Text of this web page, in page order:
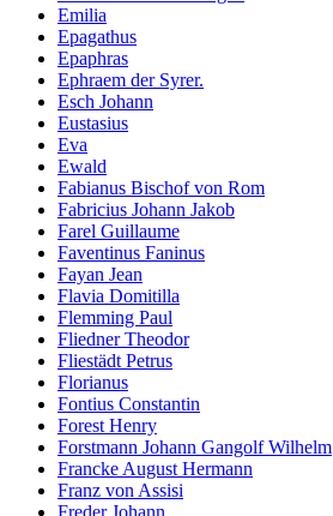
Emilia
Epagathus
Epaphras
Ephraem der Syrer.
Esch Johann
Eustasius
Eva
Ewald
Fabianus Bischof von Rom
Fabricius Johann Jakob
Farel Guillaume
Faventinus Faninus
Fayan Jean
Flavia Domitilla
Flemming Paul
Fliedner Theodor
Fliestädt Petrus
Florianus
Fontius Constantin
Forest Henry
Forstmann Johann Gangolf Wilhelm
Francke August Hermann
Franz von Assisi
Freder Johann